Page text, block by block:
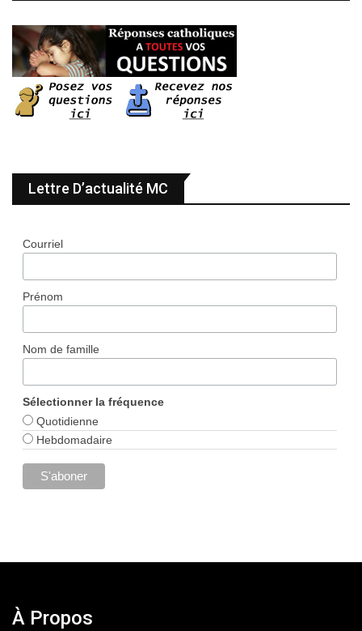
Lettre D’actualité MC
Courriel
Prénom
Nom de famille
Sélectionner la fréquence
Quotidienne
Hebdomadaire
À Propos